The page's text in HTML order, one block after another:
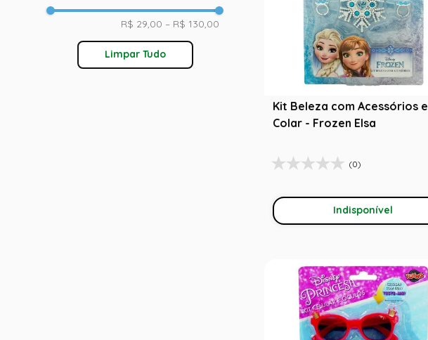
R$ 29,00 – R$ 130,00
Limpar Tudo
Kit Beleza com Acessórios e
Colar - Frozen Elsa
(0)
Indisponível